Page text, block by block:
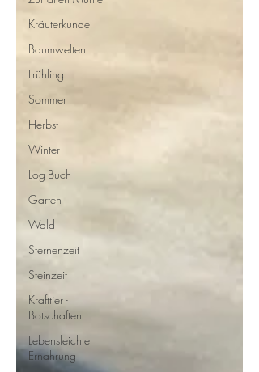
Kräuterkunde
Baumwelten
Frühling
Sommer
Herbst
Winter
Log-Buch
Garten
Wald
Sternenzeit
Steinzeit
Krafttier -
Botschaften
Lebensleichte
Ernährung